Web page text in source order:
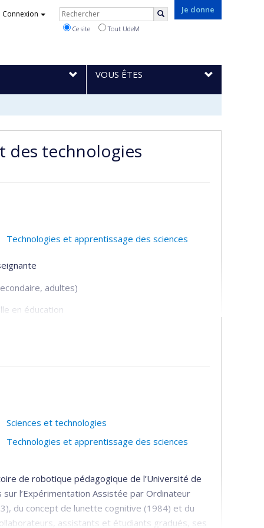
Je donne
Connexion Rechercher
Ce site Tout UdeM
VOUS ÊTES
des technologies
Technologies et apprentissage des sciences
adultes)
en éducation
en éducation
Sciences et technologies
Technologies et apprentissage des sciences
de robotique pédagogique de l’Université de
l’Expérimentation Assistée par Ordinateur
du concept de lunette cognitive (1984) et du
assistants et étudiants gradués, ses